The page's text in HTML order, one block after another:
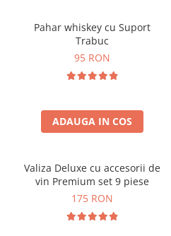
Pahar whiskey cu Suport
Trabuc
95 RON
ADAUGA IN COS
Valiza Deluxe cu accesorii de
vin Premium set 9 piese
175 RON